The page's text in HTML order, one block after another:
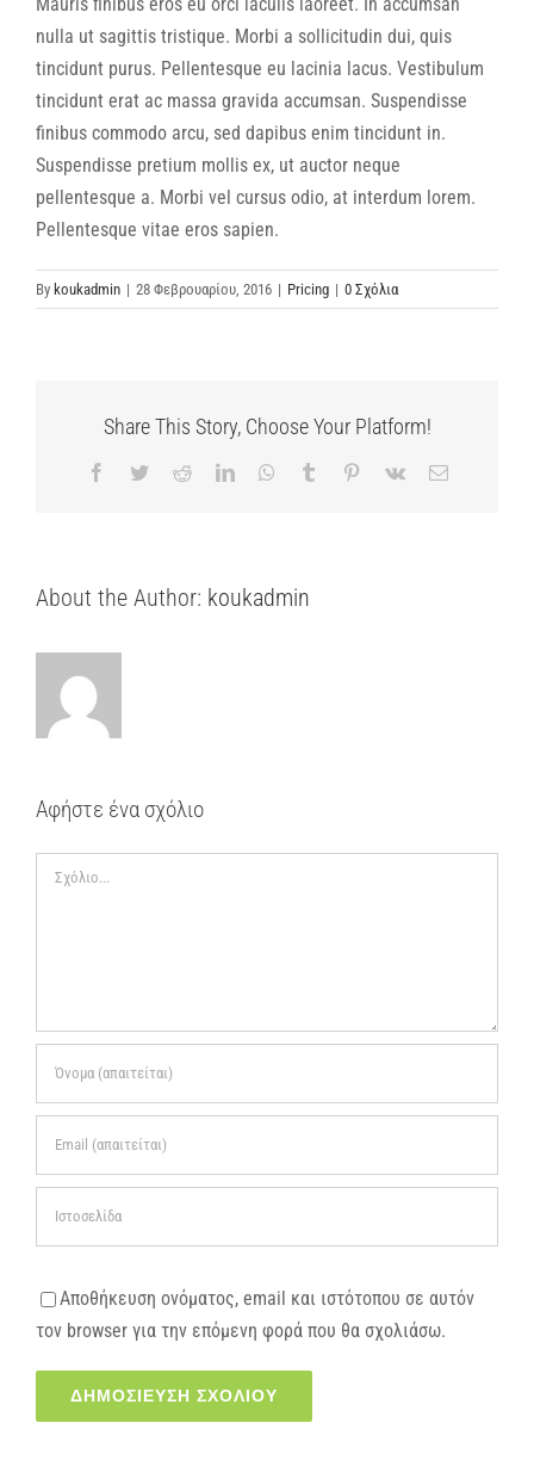
nulla ut sagittis tristique. Morbi a sollicitudin dui, quis
tincidunt purus. Pellentesque eu lacinia lacus. Vestibulum
tincidunt erat ac massa gravida accumsan. Suspendisse
finibus commodo arcu, sed dapibus enim tincidunt in.
Suspendisse pretium mollis ex, ut auctor neque
pellentesque a. Morbi vel cursus odio, at interdum lorem.
Pellentesque vitae eros sapien.
By koukadmin | 28 Φεβρουαρίου, 2016 | Pricing | 0 Σχόλια
Share This Story, Choose Your Platform!
Facebook
TwitterRedditLinkedInWhatsApp
Tumblr Pinterest
Vk Email
About the Author: koukadmin
Αφήστε ένα σχόλιο
Σχόλιο
Αποθήκευση ονόματος, email και ιστότοπου σε αυτόν
τον browser για την επόμενη φορά που θα σχολιάσω.